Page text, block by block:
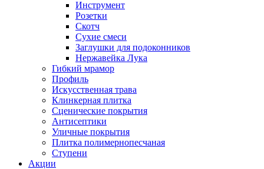
Инструмент
Розетки
Скотч
Сухие смеси
Заглушки для подоконников
Нержавейка Лука
Гибкий мрамор
Профиль
Искусственная трава
Клинкерная плитка
Сценические покрытия
Антисептики
Уличные покрытия
Плитка полимернопесчаная
Ступени
Акции